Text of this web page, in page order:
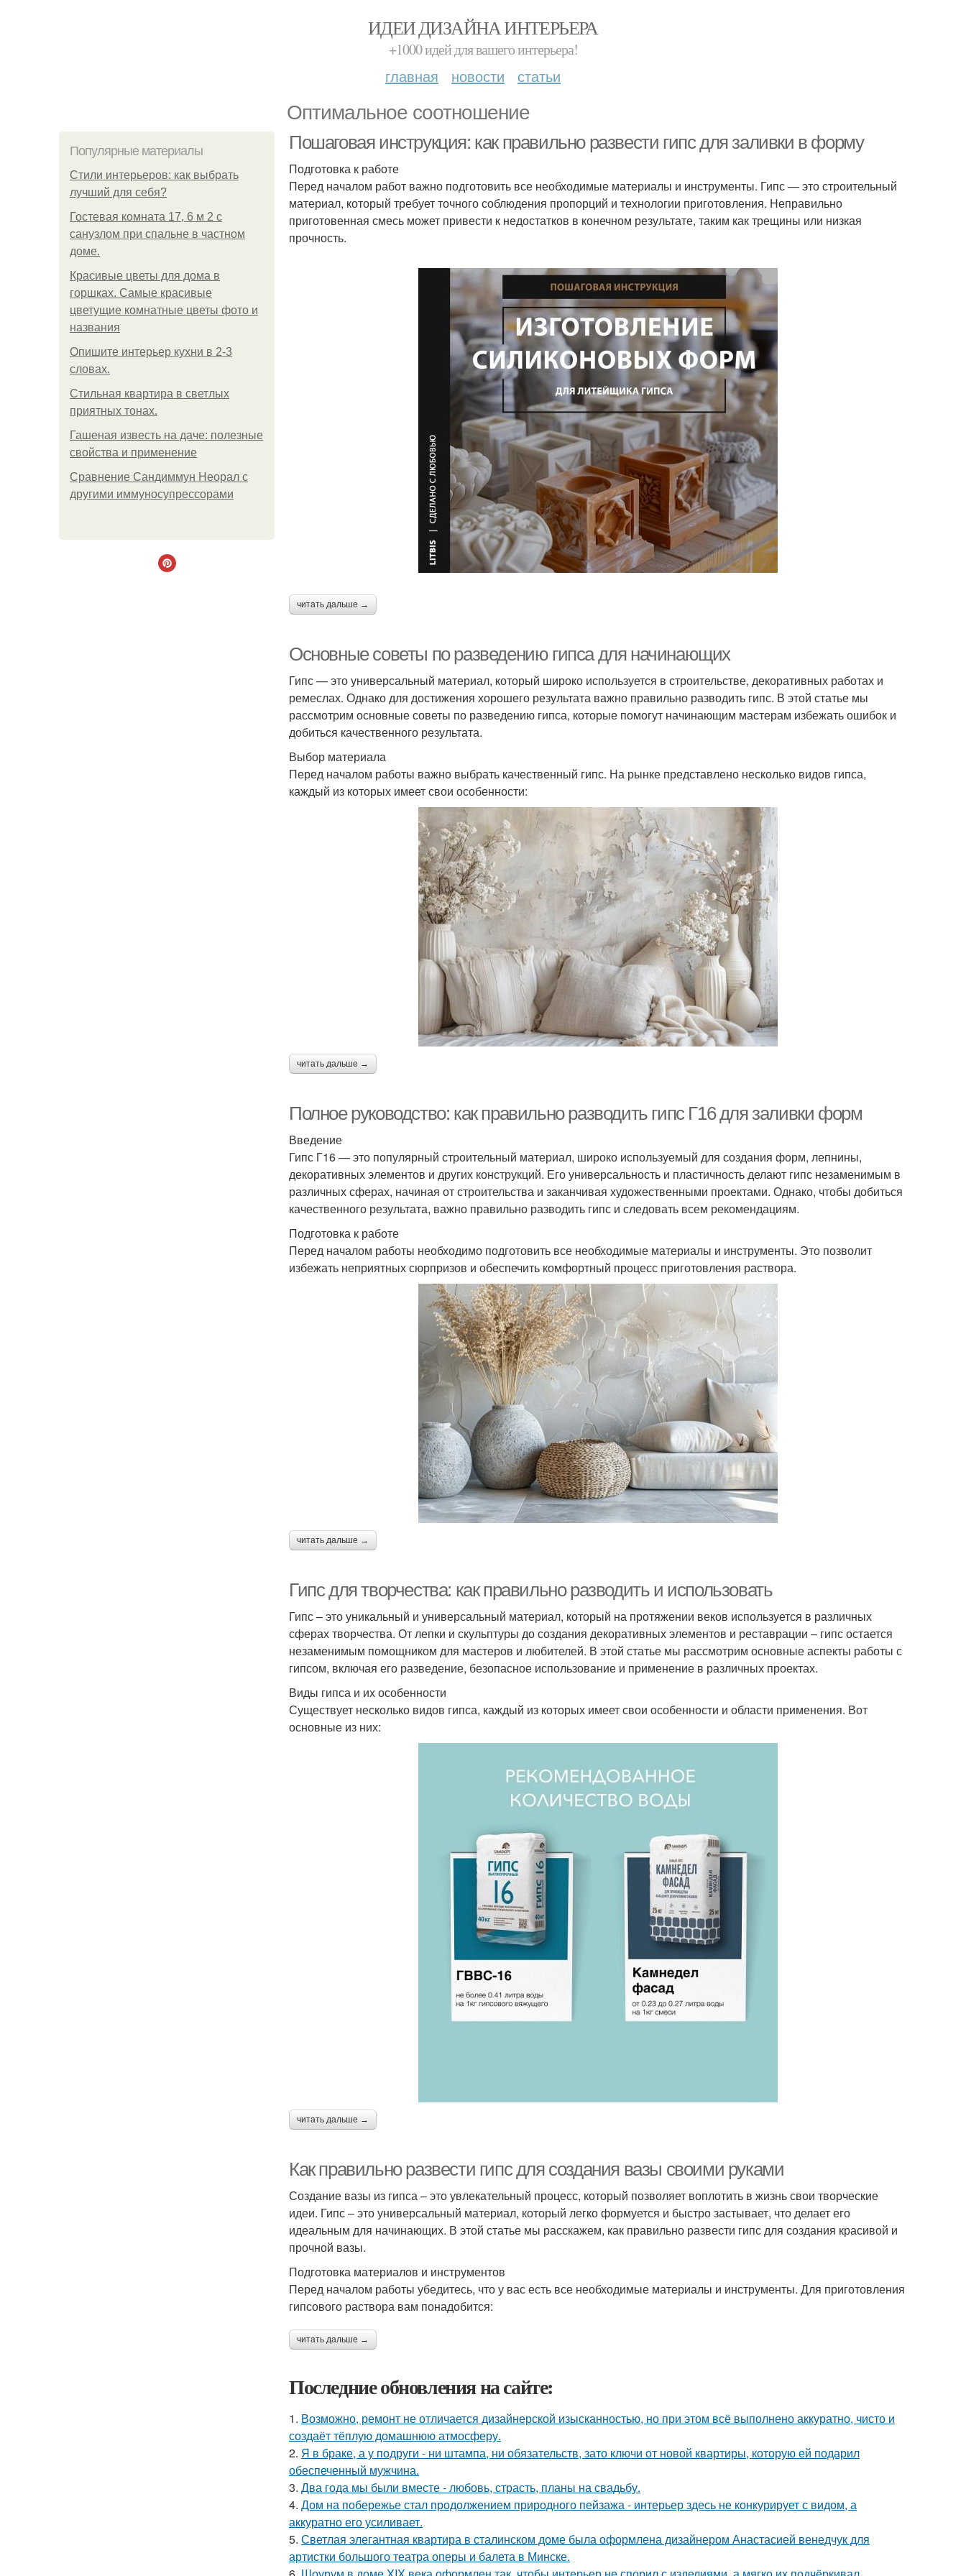
ИДЕИ ДИЗАЙНА ИНТЕРЬЕРА
+1000 идей для вашего интерьера!
главная новости статьи
Оптимальное соотношение
Популярные материалы
Стили интерьеров: как выбрать
лучший для себя?
Гостевая комната 17, 6 м 2 с
санузлом при спальне в частном
доме.
Красивые цветы для дома в
горшках. Самые красивые
цветущие комнатные цветы фото и
названия
Опишите интерьер кухни в 2-3
словах.
Стильная квартира в светлых
приятных тонах.
Гашеная известь на даче: полезные
свойства и применение
Сравнение Сандиммун Неорал с
другими иммуносупрессорами
Пошаговая инструкция: как правильно развести гипс для заливки в форму
Подготовка к работе
Перед началом работ важно подготовить все необходимые материалы и инструменты. Гипс — это строительный
материал, который требует точного соблюдения пропорций и технологии приготовления. Неправильно
приготовенная смесь может привести к недостатков в конечном результате, таким как трещины или низкая
прочность.
читать дальше →
Основные советы по разведению гипса для начинающих
Гипс — это универсальный материал, который широко используется в строительстве, декоративных работах и
ремеслах. Однако для достижения хорошего результата важно правильно разводить гипс. В этой статье мы
рассмотрим основные советы по разведению гипса, которые помогут начинающим мастерам избежать ошибок и
добиться качественного результата.
Выбор материала
Перед началом работы важно выбрать качественный гипс. На рынке представлено несколько видов гипса,
каждый из которых имеет свои особенности:
читать дальше →
Полное руководство: как правильно разводить гипс Г16 для заливки форм
Введение
Гипс Г16 — это популярный строительный материал, широко используемый для создания форм, лепнины,
декоративных элементов и других конструкций. Его универсальность и пластичность делают гипс незаменимым в
различных сферах, начиная от строительства и заканчивая художественными проектами. Однако, чтобы добиться
качественного результата, важно правильно разводить гипс и следовать всем рекомендациям.
Подготовка к работе
Перед началом работы необходимо подготовить все необходимые материалы и инструменты. Это позволит
избежать неприятных сюрпризов и обеспечить комфортный процесс приготовления раствора.
читать дальше →
Гипс для творчества: как правильно разводить и использовать
Гипс – это уникальный и универсальный материал, который на протяжении веков используется в различных
сферах творчества. От лепки и скульптуры до создания декоративных элементов и реставрации – гипс остается
незаменимым помощником для мастеров и любителей. В этой статье мы рассмотрим основные аспекты работы с
гипсом, включая его разведение, безопасное использование и применение в различных проектах.
Виды гипса и их особенности
Существует несколько видов гипса, каждый из которых имеет свои особенности и области применения. Вот
основные из них:
читать дальше →
Как правильно развести гипс для создания вазы своими руками
Создание вазы из гипса – это увлекательный процесс, который позволяет воплотить в жизнь свои творческие
идеи. Гипс – это универсальный материал, который легко формуется и быстро застывает, что делает его
идеальным для начинающих. В этой статье мы расскажем, как правильно развести гипс для создания красивой и
прочной вазы.
Подготовка материалов и инструментов
Перед началом работы убедитесь, что у вас есть все необходимые материалы и инструменты. Для приготовления
гипсового раствора вам понадобится:
читать дальше →
Последние обновления на сайте:
1. Возможно, ремонт не отличается дизайнерской изысканностью, но при этом всё выполнено аккуратно, чисто и
создаёт тёплую домашнюю атмосферу.
2. Я в браке, а у подруги - ни штампа, ни обязательств, зато ключи от новой квартиры, которую ей подарил
обеспеченный мужчина.
3. Два года мы были вместе - любовь, страсть, планы на свадьбу.
4. Дом на побережье стал продолжением природного пейзажа - интерьер здесь не конкурирует с видом, а
аккуратно его усиливает.
5. Светлая элегантная квартира в сталинском доме была оформлена дизайнером Анастасией венедчук для
артистки большого театра оперы и балета в Минске.